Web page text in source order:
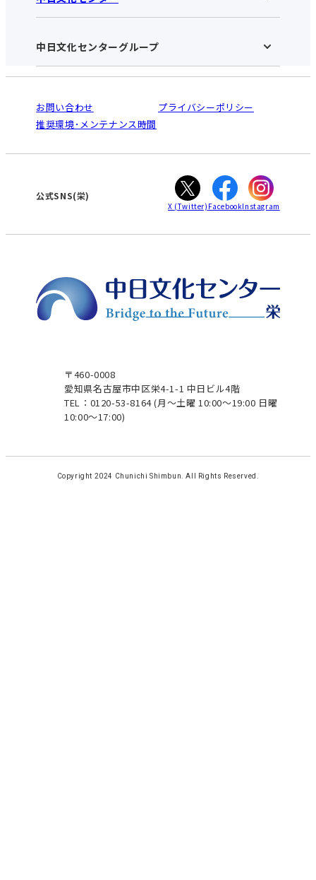
お知らせ
アクセス･営業時間
お申し込みの流れ
入会と受講のご案内
中日文化センターHOME
中日文化センターとは
受講規約・会員特典
ご利用ガイド
オンライン講座受講の手順
WEBサイトのよくある質問
中日文化センターグループ
南大高
犬山
高蔵寺
大垣
津
お問い合わせ
プライバシーポリシー
推奨環境･メンテナンス時間
〒460-0008
愛知県名古屋市中区栄4-1-1 中日ビル4階
TEL：0120-53-8164(月～土曜 10:00～19:00 日曜
10:00～17:00)
公式SNS(栄)
X (Twitter) FacebookInstagram
Copyright 2024 Chunichi Shimbun. All Rights Reserved.